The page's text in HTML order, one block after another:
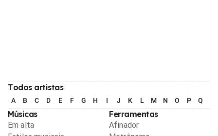
Todos artistas
A B C D E F G H I J K L M N O P Q
Músicas
Em alta
Ferramentas
Afinador